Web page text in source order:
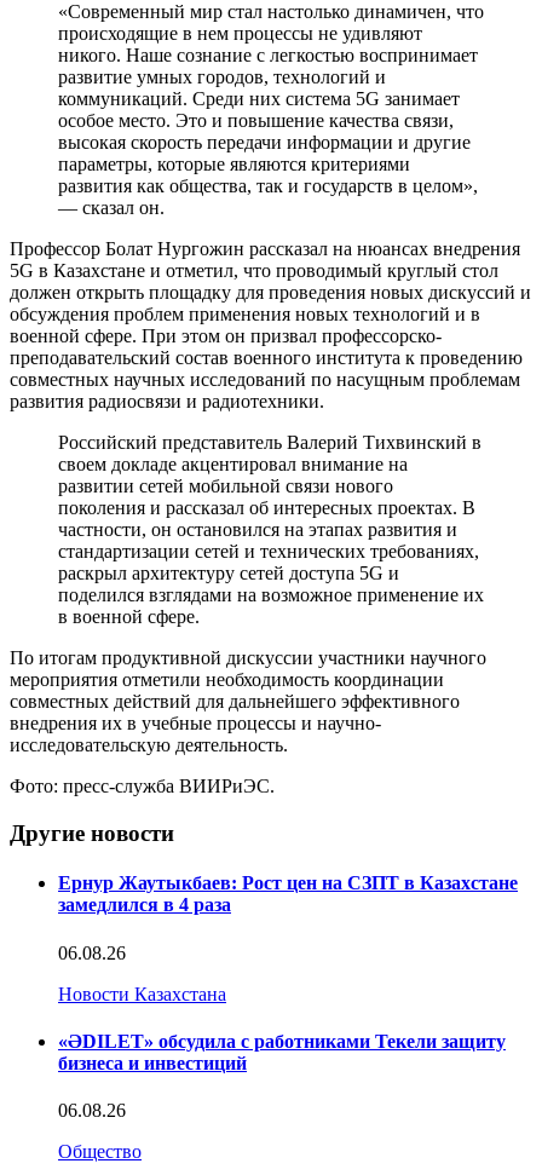
«Современный мир стал настолько динамичен, что
происходящие в нем процессы не удивляют
никого. Наше сознание с легкостью воспринимает
развитие умных городов, технологий и
коммуникаций. Среди них система 5G занимает
особое место. Это и повышение качества связи,
высокая скорость передачи информации и другие
параметры, которые являются критериями
развития как общества, так и государств в целом»,
— сказал он.
Профессор Болат Нургожин рассказал на нюансах внедрения
5G в Казахстане и отметил, что проводимый круглый стол
должен открыть площадку для проведения новых дискуссий и
обсуждения проблем применения новых технологий и в
военной сфере. При этом он призвал профессорско-
преподавательский состав военного института к проведению
совместных научных исследований по насущным проблемам
развития радиосвязи и радиотехники.
Российский представитель Валерий Тихвинский в
своем докладе акцентировал внимание на
развитии сетей мобильной связи нового
поколения и рассказал об интересных проектах. В
частности, он остановился на этапах развития и
стандартизации сетей и технических требованиях,
раскрыл архитектуру сетей доступа 5G и
поделился взглядами на возможное применение их
в военной сфере.
По итогам продуктивной дискуссии участники научного
мероприятия отметили необходимость координации
совместных действий для дальнейшего эффективного
внедрения их в учебные процессы и научно-
исследовательскую деятельность.
Фото: пресс-служба ВИИРиЭС.
Другие новости
Ернур Жаутыкбаев: Рост цен на СЗПТ в Казахстане
замедлился в 4 раза
06.08.26
Новости Казахстана
«ӘDILET» обсудила с работниками Текели защиту
бизнеса и инвестиций
06.08.26
Общество